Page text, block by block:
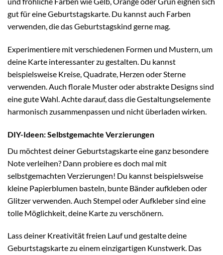
gut für eine Geburtstagskarte. Du kannst auch Farben
verwenden, die das Geburtstagskind gerne mag.
Experimentiere mit verschiedenen Formen und Mustern, um
deine Karte interessanter zu gestalten. Du kannst
beispielsweise Kreise, Quadrate, Herzen oder Sterne
verwenden. Auch florale Muster oder abstrakte Designs sind
eine gute Wahl. Achte darauf, dass die Gestaltungselemente
harmonisch zusammenpassen und nicht überladen wirken.
DIY-Ideen: Selbstgemachte Verzierungen
Du möchtest deiner Geburtstagskarte eine ganz besondere
Note verleihen? Dann probiere es doch mal mit
selbstgemachten Verzierungen! Du kannst beispielsweise
kleine Papierblumen basteln, bunte Bänder aufkleben oder
Glitzer verwenden. Auch Stempel oder Aufkleber sind eine
tolle Möglichkeit, deine Karte zu verschönern.
Lass deiner Kreativität freien Lauf und gestalte deine
Geburtstagskarte zu einem einzigartigen Kunstwerk. Das